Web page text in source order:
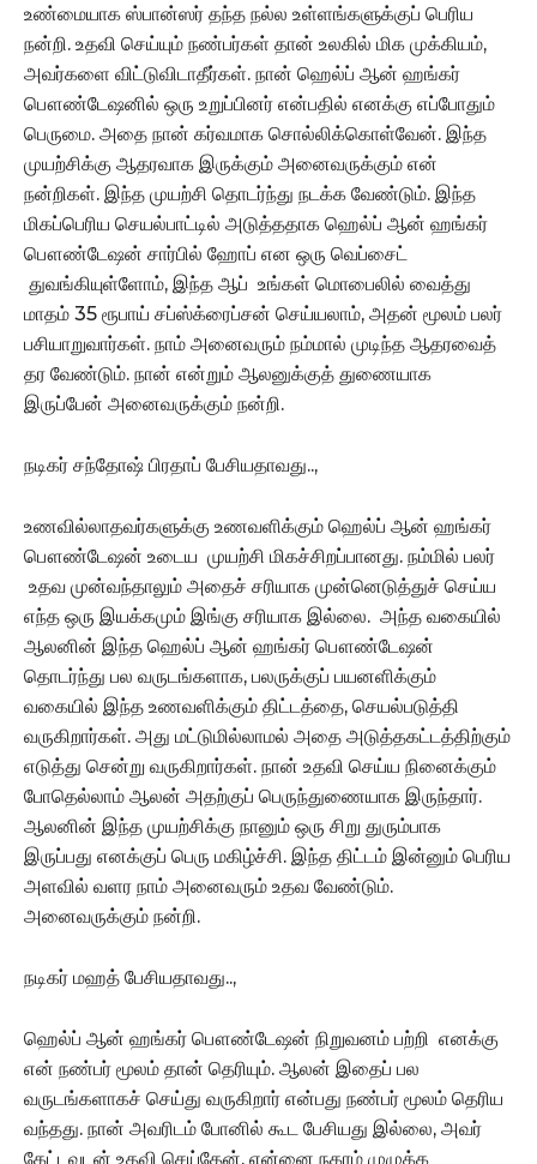
உண்மையாக ஸ்பான்ஸர் தந்த நல்ல உள்ளங்களுக்குப் பெரிய
நன்றி. உதவி செய்யும் நண்பர்கள் தான் உலகில் மிக முக்கியம்,
அவர்களை விட்டுவிடாதீர்கள். நான் ஹெல்ப் ஆன் ஹங்கர்
பௌண்டேஷனில் ஒரு உறுப்பினர் என்பதில் எனக்கு எப்போதும்
பெருமை. அதை நான் கர்வமாக சொல்லிக்கொள்வேன். இந்த
முயற்சிக்கு ஆதரவாக இருக்கும் அனைவருக்கும் என்
நன்றிகள். இந்த முயற்சி தொடர்ந்து நடக்க வேண்டும். இந்த
மிகப்பெரிய செயல்பாட்டில் அடுத்ததாக ஹெல்ப் ஆன் ஹங்கர்
பௌண்டேஷன் சார்பில் ஹோப் என ஒரு வெப்சைட்
துவங்கியுள்ளோம், இந்த ஆப் உங்கள் மொபைலில் வைத்து
மாதம் 35 ரூபாய் சப்ஸ்க்ரைப்சன் செய்யலாம், அதன் மூலம் பலர்
பசியாறுவார்கள். நாம் அனைவரும் நம்மால் முடிந்த ஆதரவைத்
தர வேண்டும். நான் என்றும் ஆலனுக்குத் துணையாக
இருப்பேன் அனைவருக்கும் நன்றி.
நடிகர் சந்தோஷ் பிரதாப் பேசியதாவது..,
உணவில்லாதவர்களுக்கு உணவளிக்கும் ஹெல்ப் ஆன் ஹங்கர்
பௌண்டேஷன் உடைய முயற்சி மிகச்சிறப்பானது. நம்மில் பலர்
உதவ முன்வந்தாலும் அதைச் சரியாக முன்னெடுத்துச் செய்ய
எந்த ஒரு இயக்கமும் இங்கு சரியாக இல்லை. அந்த வகையில்
ஆலனின் இந்த ஹெல்ப் ஆன் ஹங்கர் பௌண்டேஷன்
தொடர்ந்து பல வருடங்களாக, பலருக்குப் பயனளிக்கும்
வகையில் இந்த உணவளிக்கும் திட்டத்தை, செயல்படுத்தி
வருகிறார்கள். அது மட்டுமில்லாமல் அதை அடுத்தகட்டத்திற்கும்
எடுத்து சென்று வருகிறார்கள். நான் உதவி செய்ய நினைக்கும்
போதெல்லாம் ஆலன் அதற்குப் பெருந்துணையாக இருந்தார்.
ஆலனின் இந்த முயற்சிக்கு நானும் ஒரு சிறு துரும்பாக
இருப்பது எனக்குப் பெரு மகிழ்ச்சி. இந்த திட்டம் இன்னும் பெரிய
அளவில் வளர நாம் அனைவரும் உதவ வேண்டும்.
அனைவருக்கும் நன்றி.
நடிகர் மஹத் பேசியதாவது..,
ஹெல்ப் ஆன் ஹங்கர் பௌண்டேஷன் நிறுவனம் பற்றி எனக்கு
என் நண்பர் மூலம் தான் தெரியும். ஆலன் இதைப் பல
வருடங்களாகச் செய்து வருகிறார் என்பது நண்பர் மூலம் தெரிய
வந்தது. நான் அவரிடம் போனில் கூட பேசியது இல்லை, அவர்
கேட்டவுடன் உதவி செய்தேன். என்னை நகரம் முழுக்க